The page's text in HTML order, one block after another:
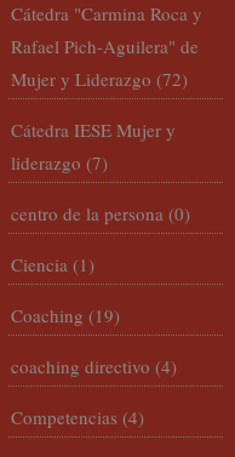
Cátedra "Carmina Roca y
Rafael Pich-Aguilera" de
Mujer y Liderazgo (72)
Cátedra IESE Mujer y
liderazgo (7)
centro de la persona (0)
Ciencia (1)
Coaching (19)
coaching directivo (4)
Competencias (4)